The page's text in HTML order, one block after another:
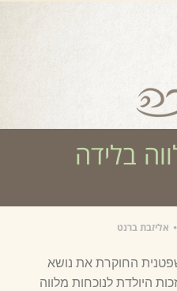
בלידה
אליזבת ברנט
החוקרת את נושא
היולדת לנוכחות מלווה